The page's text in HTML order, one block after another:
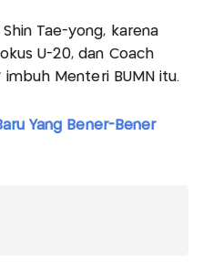
Tae-yong, karena
U-20, dan Coach
imbuh Menteri BUMN itu.
Yang Bener-Bener